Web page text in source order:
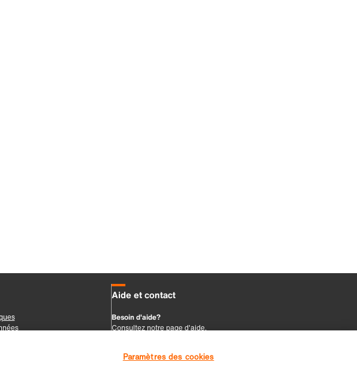
Paramètres des cookies